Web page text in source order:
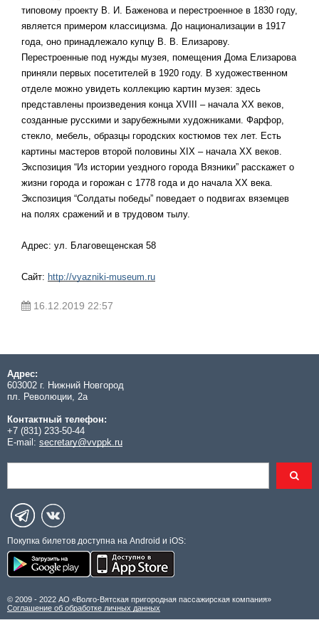
типовому проекту В. И. Баженова и перестроенное в 1830 году,
является примером классицизма. До национализации в 1917
года, оно принадлежало купцу В. В. Елизарову.
Перестроенные под нужды музея, помещения Дома Елизарова
приняли первых посетителей в 1920 году. В художественном
отделе можно увидеть коллекцию картин музея: здесь
представлены произведения конца ХVIII – начала ХХ веков,
созданные русскими и зарубежными художниками. Фарфор,
стекло, мебель, образцы городских костюмов тех лет. Есть
картины мастеров второй половины XIX – начала XX веков.
Экспозиция “Из истории уездного города Вязники” расскажет о
жизни города и горожан с 1778 года и до начала ХХ века.
Экспозиция “Солдаты победы” поведает о подвигах вяземцев
на полях сражений и в трудовом тылу.
Адрес: ул. Благовещенская 58
Сайт: http://vyazniki-museum.ru
16.12.2019 22:57
Адрес:
603002 г. Нижний Новгород
пл. Революции, 2а
Контактный телефон:
+7 (831) 233-50-44
E-mail: secretary@vvppk.ru
Покупка билетов доступна на Android и iOS:
© 2009 - 2022 АО «Волго-Вятская пригородная пассажирская компания»
Соглашение об обработке личных данных